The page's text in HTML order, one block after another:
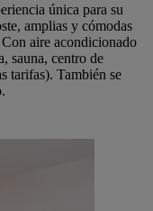
única para su
amplias y cómodas
aire acondicionado
sauna, centro de
tarifas). También se